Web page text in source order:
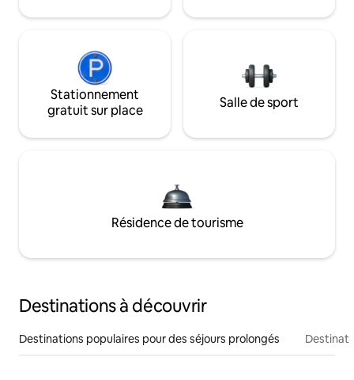
Stationnement
gratuit sur place
Salle de sport
Résidence de tourisme
Destinations à découvrir
Destinations populaires pour des séjours prolongés